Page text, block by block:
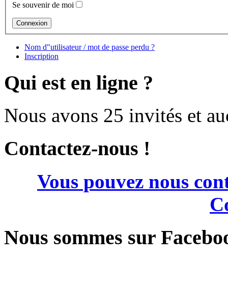
Se souvenir de moi
Nom d"utilisateur / mot de passe perdu ?
Inscription
Qui est en ligne ?
Nous avons 25 invités et
Contactez-nous !
Vous pouvez nous
Nous sommes sur